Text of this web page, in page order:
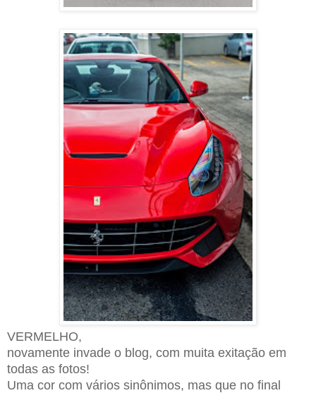
VERMELHO,
novamente invade o blog, com muita exitação em
todas as fotos!
Uma cor com vários sinônimos, mas que no final